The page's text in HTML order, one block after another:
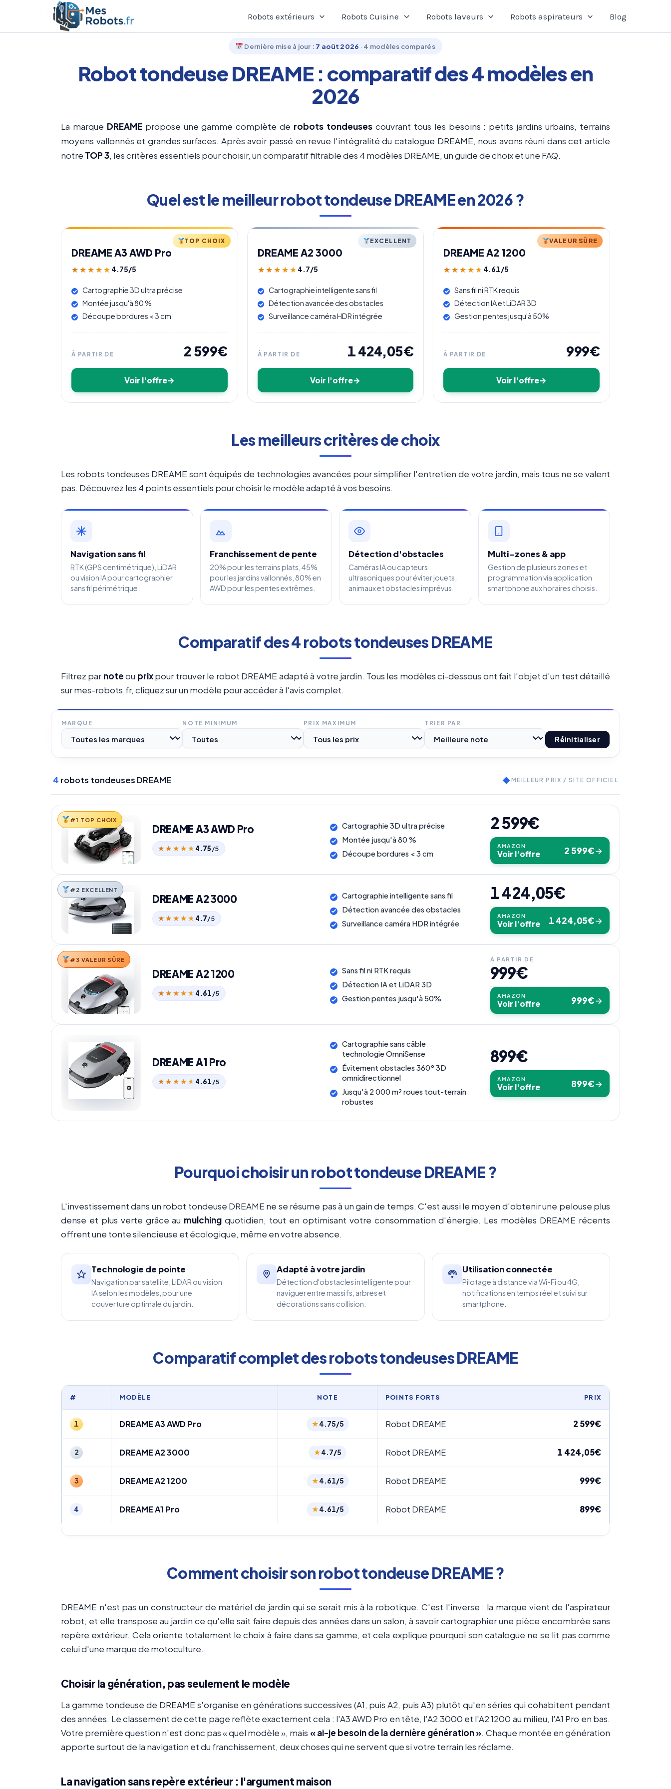
contenu
Robots extérieurs Robots Cuisine Robots laveurs Robots aspirateurs Blog
Dernière mise à jour : 7 août 2026 · 4 modèles comparés
Robot tondeuse DREAME : comparatif des 4 modèles en
2026
La marque DREAMEpropose une gamme complète de robots tondeuses couvrant tous les besoins : petits jardins urbains, terrains
moyens vallonnés et grandes surfaces. Après avoir passé en revue l'intégralité du catalogue DREAME, nous avons réuni dans cet article
notre TOP 3, les critères essentiels pour choisir, un comparatif filtrable des 4 modèles DREAME, un guide de choix et une FAQ.
Quel est le meilleur robot tondeuse DREAME en 2026 ?
TOP CHOIX
DREAME A3 AWD Pro
★★★★★
★★★★★ 4.75/5
Cartographie 3D ultra précise
Montée jusqu'à 80 %
Découpe bordures < 3 cm
À PARTIR DE 2 599€
Voir l'offre
EXCELLENT
DREAME A2 3000
★★★★★
★★★★★ 4.7/5
Cartographie intelligente sans fil
Détection avancée des obstacles
Surveillance caméra HDR intégrée
À PARTIR DE 1 424,05€
Voir l'offre
VALEUR SÛRE
DREAME A2 1200
★★★★★
★★★★★ 4.61/5
Sans fil ni RTK requis
Détection IA et LiDAR 3D
Gestion pentes jusqu'à 50%
À PARTIR DE 999€
Voir l'offre
Les meilleurs critères de choix
Les robots tondeuses DREAME sont équipés de technologies avancées pour simplifier l'entretien de votre jardin, mais tous ne se valent
pas. Découvrez les 4 points essentiels pour choisir le modèle adapté à vos besoins.
Navigation sans fil
RTK (GPS centimétrique), LiDAR
ou vision IA pour cartographier
sans fil périmétrique.
Franchissement de pente
20% pour les terrains plats, 45%
pour les jardins vallonnés, 80% en
AWD pour les pentes extrêmes.
Détection d'obstacles
Caméras IA ou capteurs
ultrasoniques pour éviter jouets,
animaux et obstacles imprévus.
Multi-zones & app
Gestion de plusieurs zones et
programmation via application
smartphone aux horaires choisis.
Comparatif des 4 robots tondeuses DREAME
Filtrez par noteou prixpour trouver le robot DREAME adapté à votre jardin. Tous les modèles ci-dessous ont fait l'objet d'un test détaillé
sur mes-robots.fr, cliquez sur un modèle pour accéder à l'avis complet.
MARQUE NOTE MINIMUM PRIX MAXIMUM TRIER PAR
Réinitialiser
4 robots tondeuses DREAME ◆MEILLEUR PRIX / SITE OFFICIEL
DREAME A3 AWD Pro
★★★★★
★★★★★ 4.75/5
Cartographie 3D ultra précise
Montée jusqu'à 80 %
Découpe bordures < 3 cm
2 599€
AMAZON
Voir l'offre 2 599€→
#1 TOP CHOIX
DREAME A2 3000
★★★★★
★★★★★ 4.7/5
Cartographie intelligente sans fil
Détection avancée des obstacles
Surveillance caméra HDR intégrée
1 424,05€
AMAZON
Voir l'offre 1 424,05€→
#2 EXCELLENT
DREAME A2 1200
★★★★★
★★★★★ 4.61/5
Sans fil ni RTK requis
Détection IA et LiDAR 3D
Gestion pentes jusqu'à 50%
À PARTIR DE
999€
AMAZON
Voir l'offre 999€→
#3 VALEUR SÛRE
DREAME A1 Pro
★★★★★
★★★★★ 4.61/5
Cartographie sans câble
technologie OmniSense
Évitement obstacles 360° 3D
omnidirectionnel
Jusqu'à 2 000 m² roues tout-terrain
robustes
899€
AMAZON
Voir l'offre 899€→
Pourquoi choisir un robot tondeuse DREAME ?
L'investissement dans un robot tondeuse DREAME ne se résume pas à un gain de temps. C'est aussi le moyen d'obtenir une pelouse plus
dense et plus verte grâce au mulching quotidien, tout en optimisant votre consommation d'énergie. Les modèles DREAME récents
offrent une tonte silencieuse et écologique, même en votre absence.
Technologie de pointe
Navigation par satellite, LiDAR ou vision
IA selon les modèles, pour une
couverture optimale du jardin.
Adapté à votre jardin
Détection d'obstacles intelligente pour
naviguer entre massifs, arbres et
décorations sans collision.
Utilisation connectée
Pilotage à distance via Wi-Fi ou 4G,
notifications en temps réel et suivi sur
smartphone.
Comparatif complet des robots tondeuses DREAME
# MODÈLE NOTE POINTS FORTS PRIX
1 DREAME A3 AWD Pro 4.75/5 Robot DREAME 2 599€
2 DREAME A2 3000 4.7/5 Robot DREAME 1 424,05€
3 DREAME A2 1200 4.61/5 Robot DREAME 999€
4 DREAME A1 Pro 4.61/5 Robot DREAME 899€
Comment choisir son robot tondeuse DREAME ?
DREAME n'est pas un constructeur de matériel de jardin qui se serait mis à la robotique. C'est l'inverse : la marque vient de l'aspirateur
robot, et elle transpose au jardin ce qu'elle sait faire depuis des années dans un salon, à savoir cartographier une pièce encombrée sans
repère extérieur. Cela oriente totalement le choix à faire dans sa gamme, et cela explique pourquoi son catalogue ne se lit pas comme
celui d'une marque de motoculture.
Choisir la génération, pas seulement le modèle
La gamme tondeuse de DREAME s'organise en générations successives (A1, puis A2, puis A3) plutôt qu'en séries qui cohabitent pendant
des années. Le classement de cette page reflète exactement cela : l'A3 AWD Pro en tête, l'A2 3000 et l'A2 1200 au milieu, l'A1 Pro en bas.
Votre première question n'est donc pas « quel modèle », mais « ai-je besoin de la dernière génération ». Chaque montée en génération
apporte surtout de la navigation et du franchissement, deux choses qui ne servent que si votre terrain les réclame.
La navigation sans repère extérieur : l'argument maison